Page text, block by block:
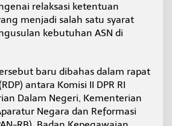
relaksasi ketentuan
menjadi salah satu syarat
kebutuhan ASN di
baru dibahas dalam rapat
antara Komisi II DPR RI
Dalam Negeri, Kementerian
Negara dan Reformasi